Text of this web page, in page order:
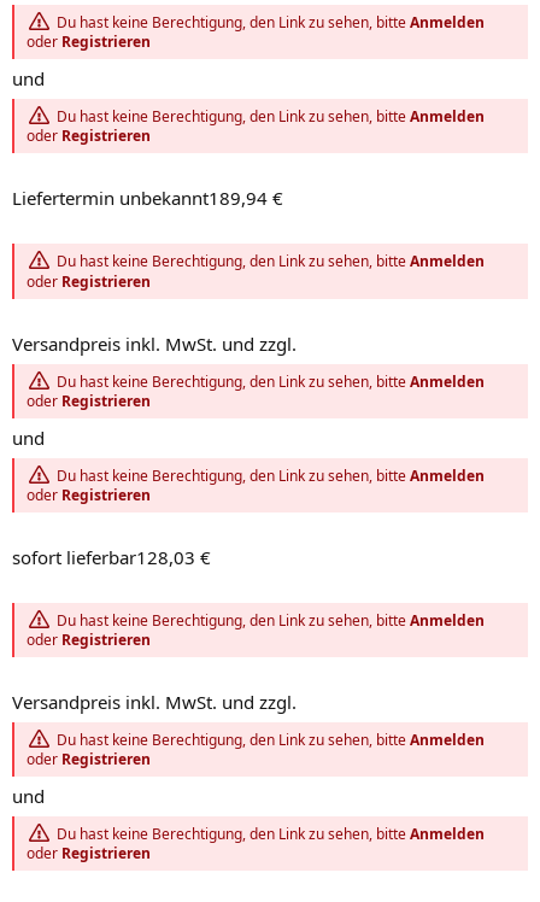
Du hast keine Berechtigung, den Link zu sehen, bitteAnmelden
oder Registrieren
und
Du hast keine Berechtigung, den Link zu sehen, bitteAnmelden
oder Registrieren
Liefertermin unbekannt189,94 €
Du hast keine Berechtigung, den Link zu sehen, bitteAnmelden
oder Registrieren
Versandpreis inkl. MwSt. und zzgl.
Du hast keine Berechtigung, den Link zu sehen, bitteAnmelden
oder Registrieren
und
Du hast keine Berechtigung, den Link zu sehen, bitteAnmelden
oder Registrieren
sofort lieferbar128,03 €
Du hast keine Berechtigung, den Link zu sehen, bitteAnmelden
oder Registrieren
Versandpreis inkl. MwSt. und zzgl.
Du hast keine Berechtigung, den Link zu sehen, bitteAnmelden
oder Registrieren
und
Du hast keine Berechtigung, den Link zu sehen, bitteAnmelden
oder Registrieren